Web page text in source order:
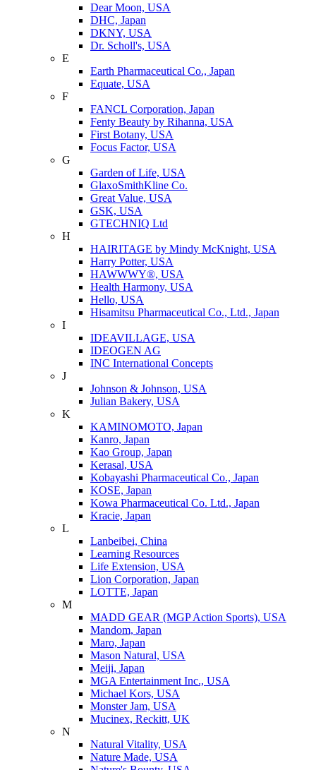
Dear Moon, USA
DHC, Japan
DKNY, USA
Dr. Scholl's, USA
E
Earth Pharmaceutical Co., Japan
Equate, USA
F
FANCL Corporation, Japan
Fenty Beauty by Rihanna, USA
First Botany, USA
Focus Factor, USA
G
Garden of Life, USA
GlaxoSmithKline Co.
Great Value, USA
GSK, USA
GTECHNIQ Ltd
H
HAIRITAGE by Mindy McKnight, USA
Harry Potter, USA
HAWWWY®, USA
Health Harmony, USA
Hello, USA
Hisamitsu Pharmaceutical Co., Ltd., Japan
I
IDEAVILLAGE, USA
IDEOGEN AG
INC International Concepts
J
Johnson & Johnson, USA
Julian Bakery, USA
K
KAMINOMOTO, Japan
Kanro, Japan
Kao Group, Japan
Kerasal, USA
Kobayashi Pharmaceutical Co., Japan
KOSE, Japan
Kowa Pharmaceutical Co. Ltd., Japan
Kracie, Japan
L
Lanbeibei, China
Learning Resources
Life Extension, USA
Lion Corporation, Japan
LOTTE, Japan
M
MADD GEAR (MGP Action Sports), USA
Mandom, Japan
Maro, Japan
Mason Natural, USA
Meiji, Japan
MGA Entertainment Inc., USA
Michael Kors, USA
Monster Jam, USA
Mucinex, Reckitt, UK
N
Natural Vitality, USA
Nature Made, USA